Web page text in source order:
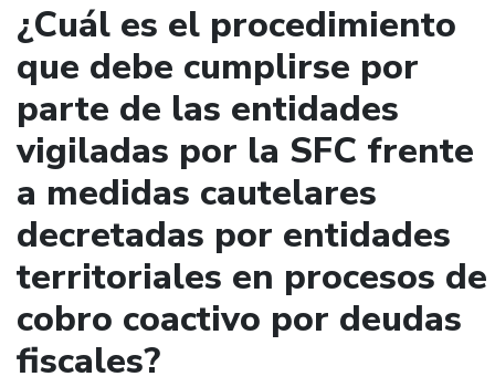
¿Cuál es el procedimiento
que debe cumplirse por
parte de las entidades
vigiladas por la SFC frente
a medidas cautelares
decretadas por entidades
territoriales en procesos de
cobro coactivo por deudas
fiscales?